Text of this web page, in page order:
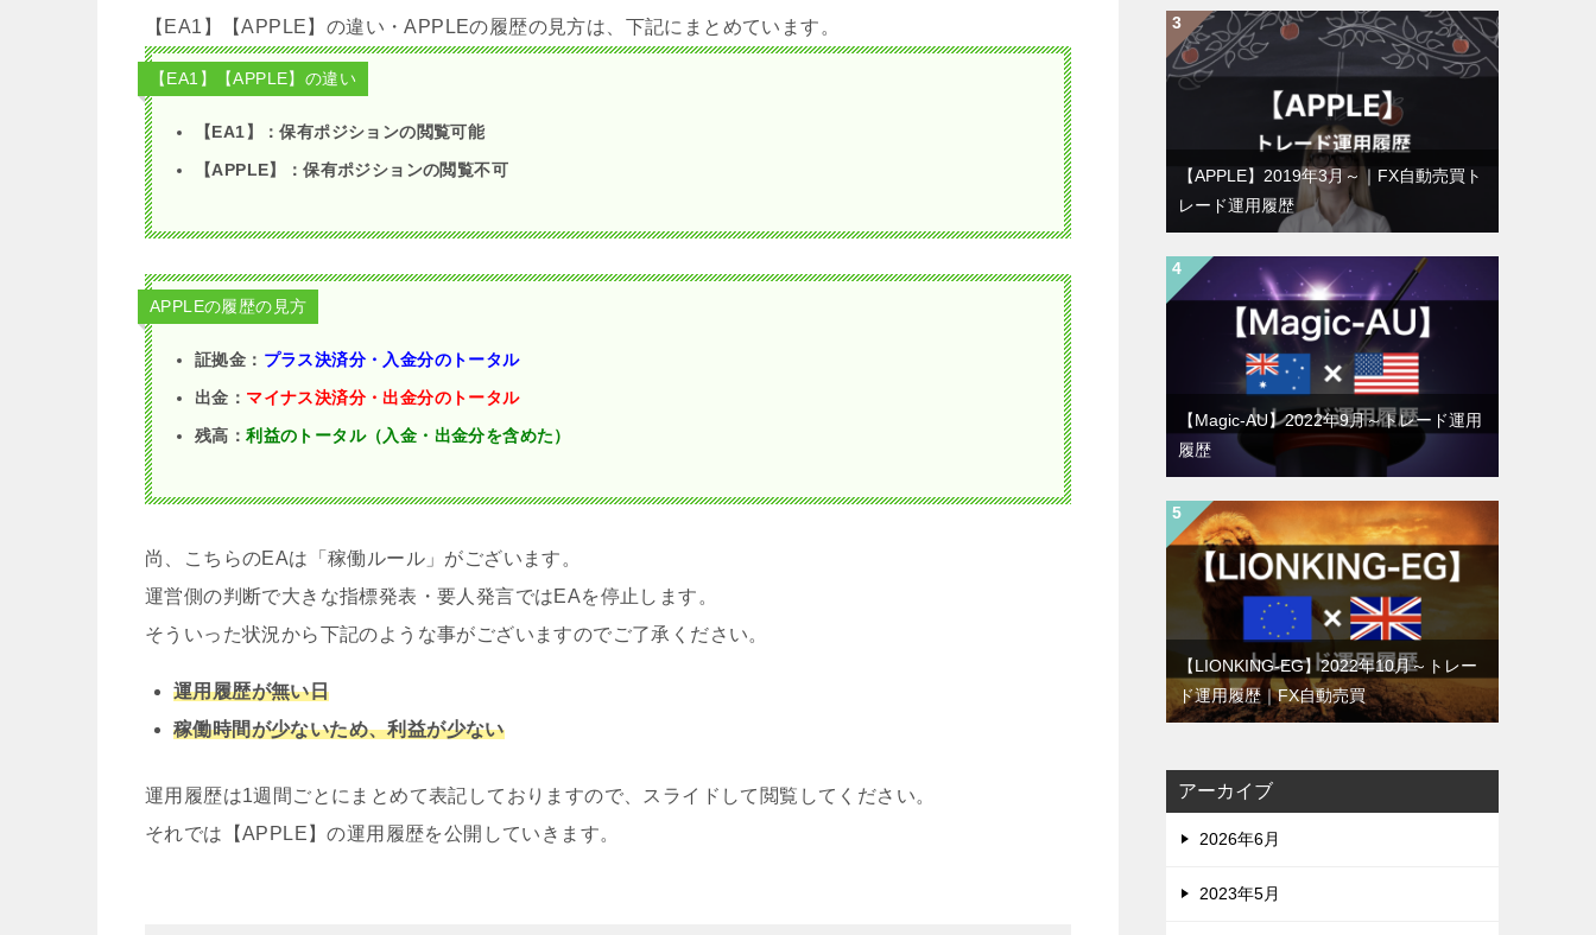
【EA1】【APPLE】の違い・APPLEの履歴の見方は、下記にまとめています。
【EA1】【APPLE】の違い
【EA1】：保有ポジションの閲覧可能
【APPLE】：保有ポジションの閲覧不可
APPLEの履歴の見方
証拠金： プラス決済分・入金分のトータル
出金： マイナス決済分・出金分のトータル
残高：利益のトータル（入金・出金分を含めた）
尚、こちらのEAは「稼働ルール」がございます。
運営側の判断で大きな指標発表・要人発言ではEAを停止します。
そういった状況から下記のような事がございますのでご了承ください。
運用履歴が無い日
稼働時間が少ないため、利益が少ない
運用履歴は1週間ごとにまとめて表記しておりますので、スライドして閲覧してください。
それでは【APPLE】の運用履歴を公開していきます。
【APPLE】2019年3月～｜FX自動売買ト
レード運用履歴
【Magic-AU】2022年9月～トレード運用
履歴
【LIONKING-EG】2022年10月～トレー
ド運用履歴｜FX自動売買
アーカイブ
2026年6月
2023年5月